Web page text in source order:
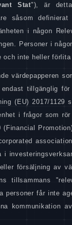
Stat"), är detta
definierat i
i någon
Personer i
inte heller förlita
värdepapperen
tillgänglig
(EU) 2017/1129
i frågor som
försäljning av
tillsammans
personer får inte
kommunikation